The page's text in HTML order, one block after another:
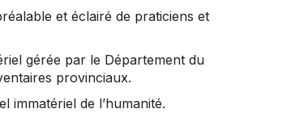
et éclairé de praticiens et
gérée par le Département du
provinciaux.
immatériel de l’humanité.